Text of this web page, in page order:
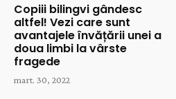
Copiii bilingvi gândesc
altfel! Vezi care sunt
avantajele învățării unei a
doua limbi la vârste
fragede
mart. 30, 2022